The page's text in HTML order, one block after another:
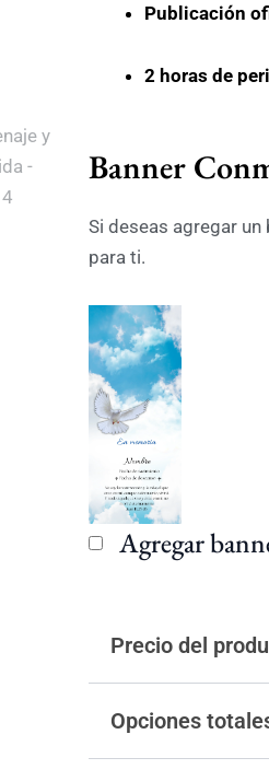
Publicación
2 horas de
Banner
Si deseas agregar
para ti.
Agregar
Precio del
Opciones
y
despedida
cantidad